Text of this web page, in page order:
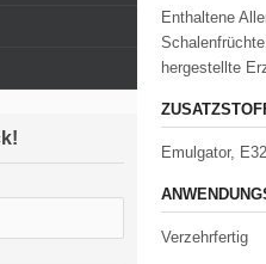
Enthaltene
hergestellte
Emulgator,
Verzehrfertig